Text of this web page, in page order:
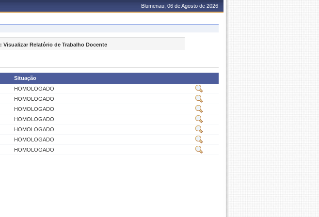
Blumenau, 06 de Agosto de 2026
: Visualizar Relatório de Trabalho Docente
Situação
HOMOLOGADO
HOMOLOGADO
HOMOLOGADO
HOMOLOGADO
HOMOLOGADO
HOMOLOGADO
HOMOLOGADO